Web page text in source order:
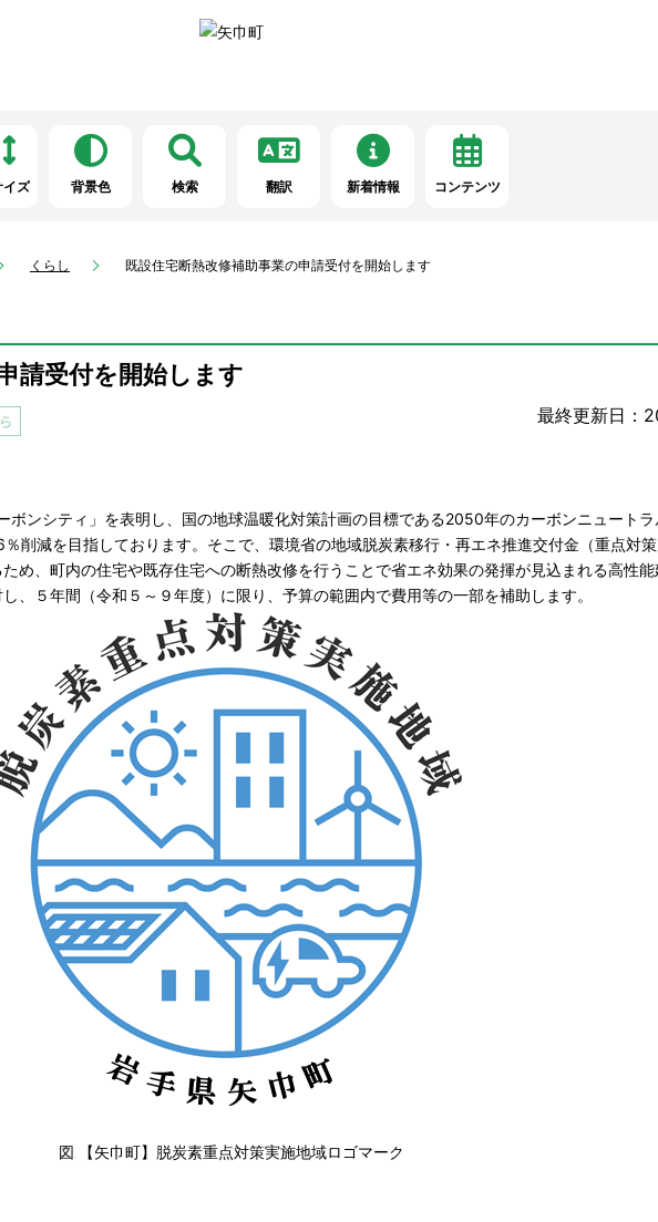
イズ 背景色 検索 翻訳 新着情報 コンテンツ
くらし 既設住宅断熱改修補助事業の申請受付を開始します
請受付を開始します
最終更新日：
ンシティ」を表明し、国の地球温暖化対策計画の目標である2050年のカーボンニュートラ
削減を目指しております。そこで、環境省の地域脱炭素移行・再エネ推進交付金（重点対
め、町内の住宅や既存住宅への断熱改修を行うことで省エネ効果の発揮が見込まれる高性
、５年間（令和５～９年度）に限り、予算の範囲内で費用等の一部を補助します。
図.【矢巾町】脱炭素重点対策実施地域ロゴマーク